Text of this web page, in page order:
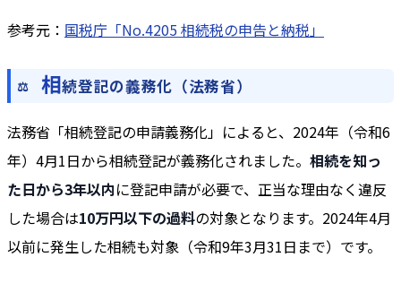
参考元： 国税庁「No.4205 相続税の申告と納税」
相続登記の義務化（法務省）
法務省「相続登記の申請義務化」によると、2024年（令和6
年）4月1日から相続登記が義務化されました。 相続を知っ
た日から3年以内に登記申請が必要で、正当な理由なく違反
した場合は10万円以下の過料の対象となります。2024年4月
以前に発生した相続も対象（令和9年3月31日まで）です。